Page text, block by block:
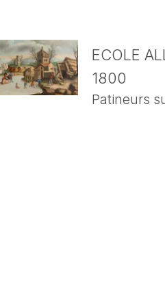
ECOLE
1800
Patineurs